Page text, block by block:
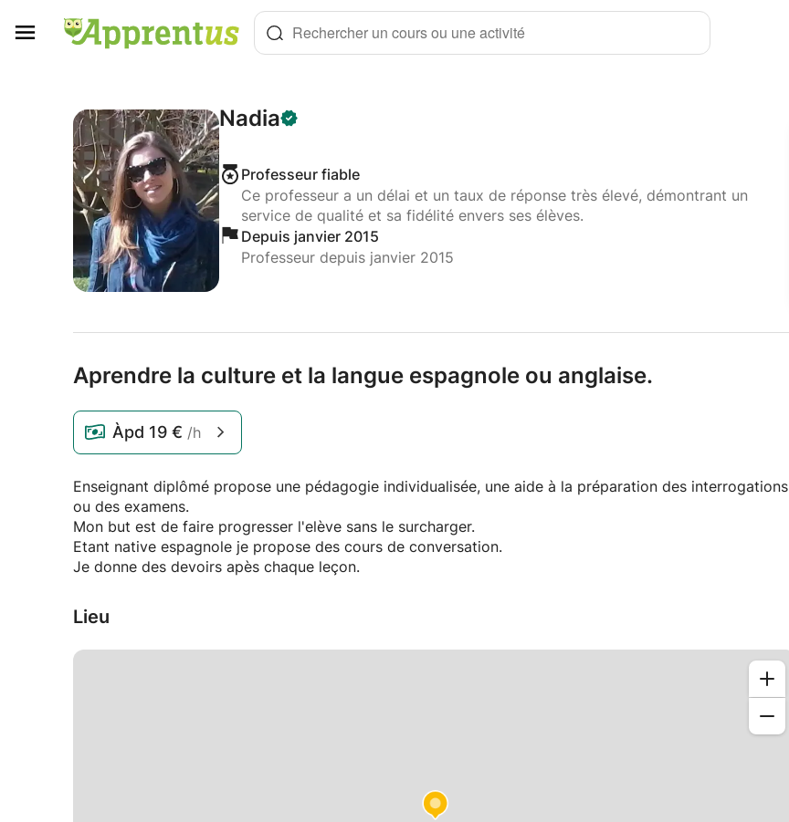
Rechercher un cours ou une activité
Nadia
Professeur fiable
Ce professeur a un délai et un taux de réponse très élevé, démontrant un
service de qualité et sa fidélité envers ses élèves.
Depuis janvier 2015
Professeur depuis janvier 2015
Aprendre la culture et la langue espagnole ou anglaise.
Àpd 19 € /h
Enseignant diplômé propose une pédagogie individualisée, une aide à la préparation des interrogations
ou des examens.
Mon but est de faire progresser l'elève sans le surcharger.
Etant native espagnole je propose des cours de conversation.
Je donne des devoirs apès chaque leçon.
Lieu